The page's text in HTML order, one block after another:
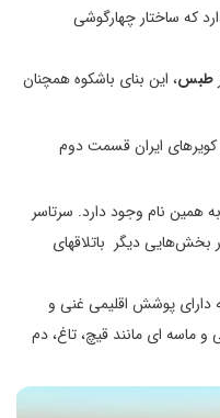
که ساختار چهارگوشی
طبس، این بنای باشکوه همچنان
همین نام وجود دارد. سرتاسر
بخش‌‌هایی دیگر باتلاقهای
دارای پوشش اقلیمی غنی و
ماسه ای مانند قیچ، تاغ، دم